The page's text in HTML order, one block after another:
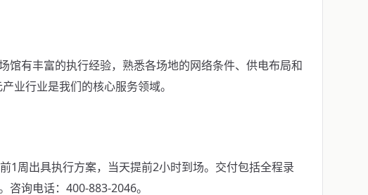
馆有丰富的执行经验，熟悉各场地的网络条件、供电布局和
业行业是我们的核心服务领域。
1周出具执行方案，当天提前2小时到场。交付包括全程录
咨询电话：400-883-2046。